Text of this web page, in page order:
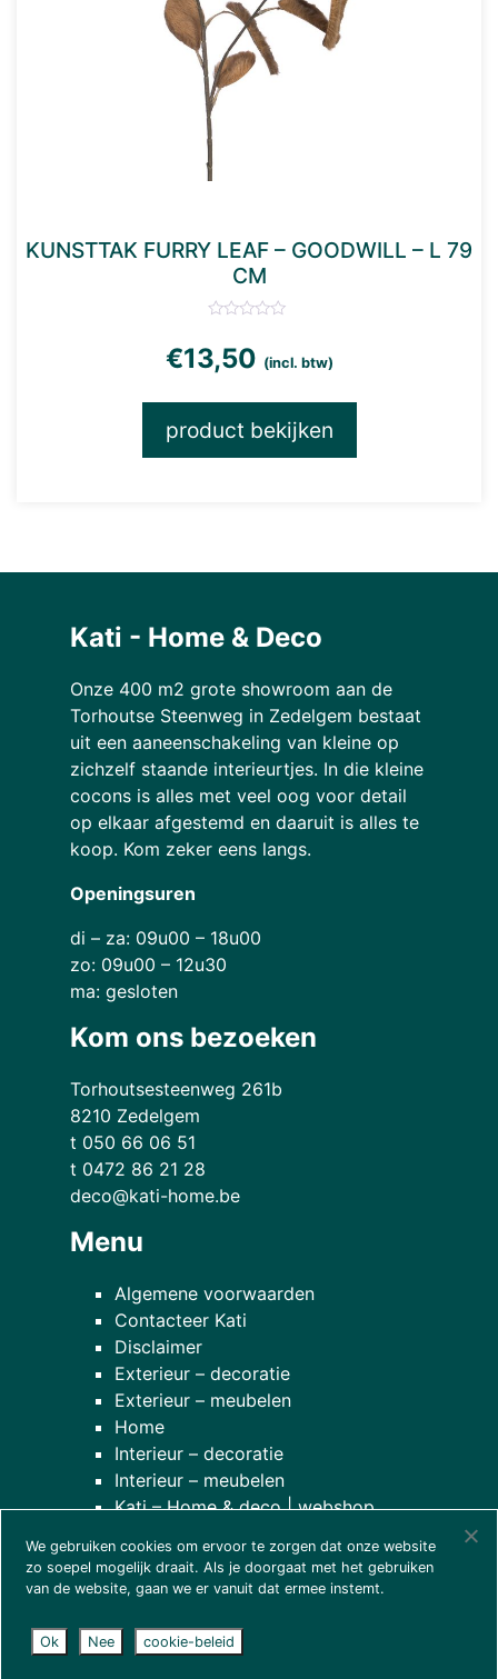
KUNSTTAK FURRY LEAF – GOODWILL – L 79
CM
€13,50 (incl. btw)
product bekijken
Kati - Home & Deco
Onze 400 m2 grote showroom aan de
Torhoutse Steenweg in Zedelgem bestaat
uit een aaneenschakeling van kleine op
zichzelf staande interieurtjes. In die kleine
cocons is alles met veel oog voor detail
op elkaar afgestemd en daaruit is alles te
koop. Kom zeker eens langs.
Openingsuren
di – za: 09u00 – 18u00
zo: 09u00 – 12u30
ma: gesloten
Kom ons bezoeken
Torhoutsesteenweg 261b
8210 Zedelgem
t 050 66 06 51
t 0472 86 21 28
deco@kati-home.be
Menu
Algemene voorwaarden
Contacteer Kati
Disclaimer
Exterieur – decoratie
Exterieur – meubelen
Home
Interieur – decoratie
Interieur – meubelen
Kati – Home & deco | webshop
over onze winkel
We gebruiken cookies om ervoor te zorgen dat onze website
zo soepel mogelijk draait. Als je doorgaat met het gebruiken
van de website, gaan we er vanuit dat ermee instemt.
Ok Nee cookie-beleid